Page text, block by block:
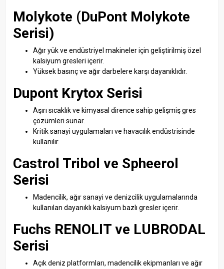
Molykote (DuPont Molykote
Serisi)
Ağır yük ve endüstriyel makineler için geliştirilmiş özel
kalsiyum gresleri içerir.
Yüksek basınç ve ağır darbelere karşı dayanıklıdır.
Dupont Krytox Serisi
Aşırı sıcaklık ve kimyasal dirence sahip gelişmiş gres
çözümleri sunar.
Kritik sanayi uygulamaları ve havacılık endüstrisinde
kullanılır.
Castrol Tribol ve Spheerol
Serisi
Madencilik, ağır sanayi ve denizcilik uygulamalarında
kullanılan dayanıklı kalsiyum bazlı gresler içerir.
Fuchs RENOLIT ve LUBRODAL
Serisi
Açık deniz platformları, madencilik ekipmanları ve ağır